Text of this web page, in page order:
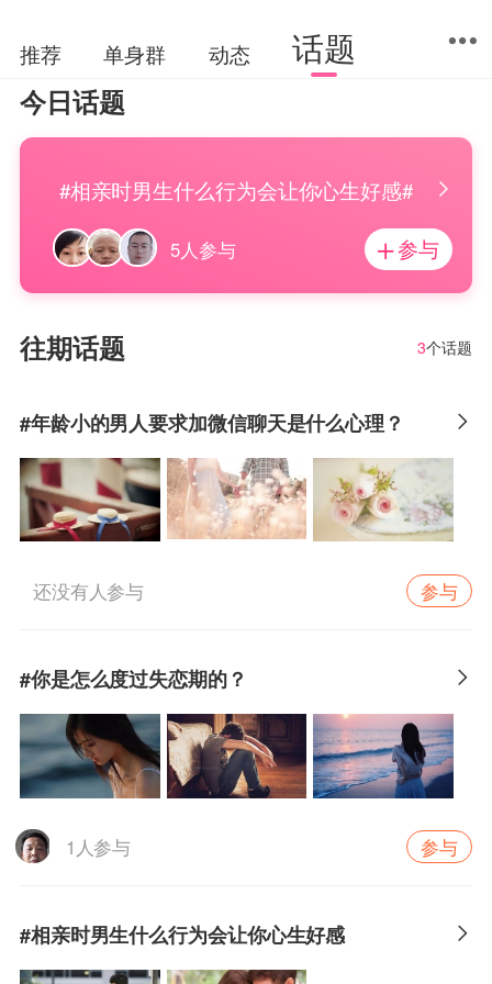
推荐 单身群 动态 话题
今日话题
#相亲时男生什么行为会让你心生好感#
5人参与 参与
往期话题 3个话题
#年龄小的男人要求加微信聊天是什么心理？
还没有人参与 参与
#你是怎么度过失恋期的？
1人参与 参与
#相亲时男生什么行为会让你心生好感